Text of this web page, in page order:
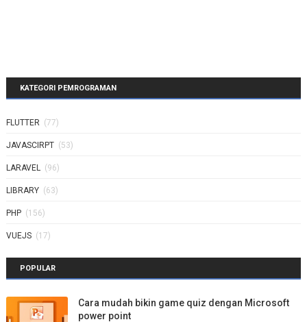
KATEGORI PEMROGRAMAN
FLUTTER (77)
JAVASCIRPT (53)
LARAVEL (96)
LIBRARY (63)
PHP (156)
VUEJS (17)
POPULAR
Cara mudah bikin game quiz dengan Microsoft
power point